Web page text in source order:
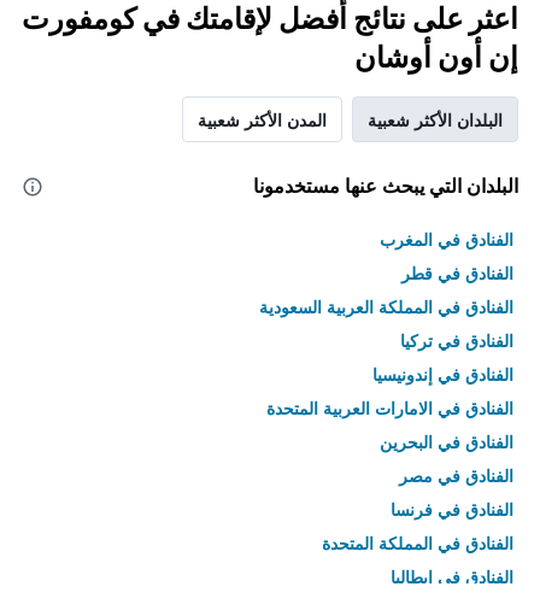
اعثر على نتائج أفضل لإقامتك في كومفورت
إن أون أوشان
البلدان الأكثر شعبية المدن الأكثر شعبية
البلدان التي يبحث عنها مستخدمونا
الفنادق في المغرب
الفنادق في قطر
الفنادق في المملكة العربية السعودية
الفنادق في تركيا
الفنادق في إندونيسيا
الفنادق في الامارات العربية المتحدة
الفنادق في البحرين
الفنادق في مصر
الفنادق في فرنسا
الفنادق في المملكة المتحدة
الفنادق في إيطاليا